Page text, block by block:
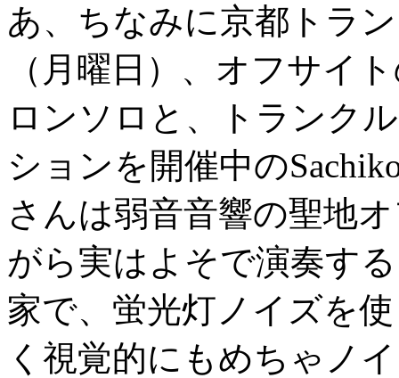
あ、ちなみに京都トラ
（月曜日）、オフサイ
ロンソロと、トランク
ションを開催中の
さんは弱音音響の聖地
がら実はよそで演奏す
家で、蛍光灯ノイズを
く視覚的にもめちゃノ